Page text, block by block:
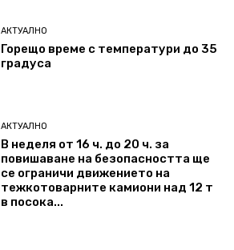
АКТУАЛНО
Горещо време с температури до 35
градуса
АКТУАЛНО
В неделя от 16 ч. до 20 ч. за
повишаване на безопасността ще
се ограничи движението на
тежкотоварните камиони над 12 т
в посока...